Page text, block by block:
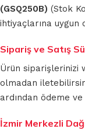
(GSQ250B) (Stok
ihtiyaçlarına uygun
Sipariş ve Satış
Ürün siparişlerinizi
olmadan
ardından ödeme
İzmir Merkezli